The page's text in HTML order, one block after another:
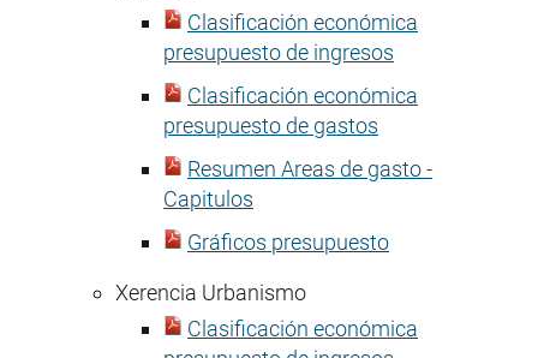
Clasificación económica
presupuesto de ingresos
Clasificación económica
presupuesto de gastos
Resumen Areas de gasto -
Capitulos
Gráficos presupuesto
Xerencia Urbanismo
Clasificación económica